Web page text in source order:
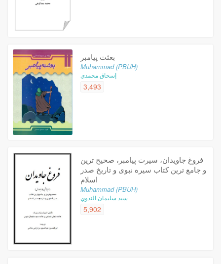
بعثت پیامبر
Muhammad (PBUH)
إسحاق محمدي
3,493
فروغ جاویدان، سیرت پیامبر، صحیح ترین
و جامع ترین کتاب سیره نبوی و تاریخ صدر
اسلام
Muhammad (PBUH)
سيد سليمان الندوي
5,902